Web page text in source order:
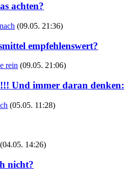
achten?
(09.05. 21:36)
empfehlenswert?
rein (09.05. 21:06)
Und immer daran denken:
(05.05. 11:28)
(04.05. 14:26)
nicht?